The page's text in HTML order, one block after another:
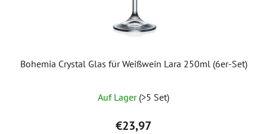
Bohemia Crystal Glas für Weißwein Lara 250ml (6er-Set)
Auf Lager (>5 Set)
€23,97